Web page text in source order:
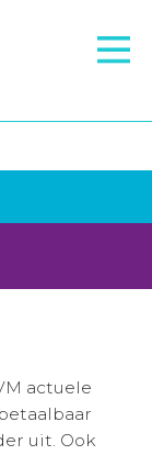
actuele
uit. Ook